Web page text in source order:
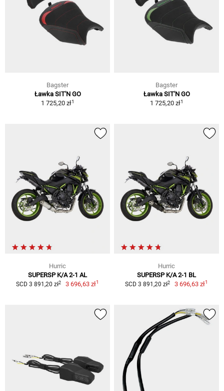
Bagster
Ławka SIT'N GO
1 725,20 zł1
Bagster
Ławka SIT'N GO
1 725,20 zł1
Hurric
SUPERSP K/A 2-1 AL
SCD 3 891,20 zł2 3 696,63 zł1
Hurric
SUPERSP K/A 2-1 BL
SCD 3 891,20 zł2 3 696,63 zł1